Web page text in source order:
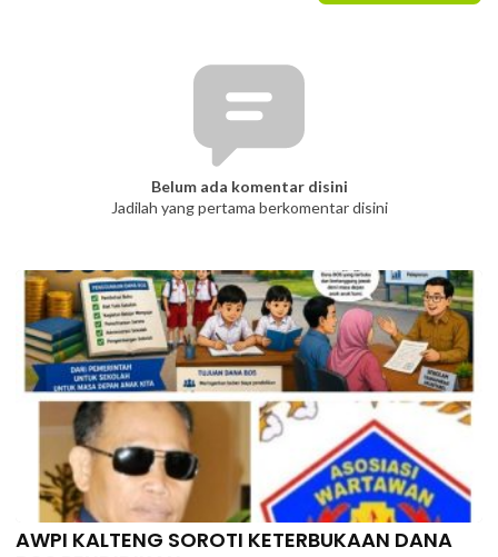
Belum ada komentar disini
Jadilah yang pertama berkomentar disini
AWPI KALTENG SOROTI KETERBUKAAN DANA